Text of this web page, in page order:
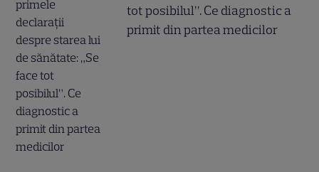
tot posibilul”. Ce diagnostic a
primit din partea medicilor